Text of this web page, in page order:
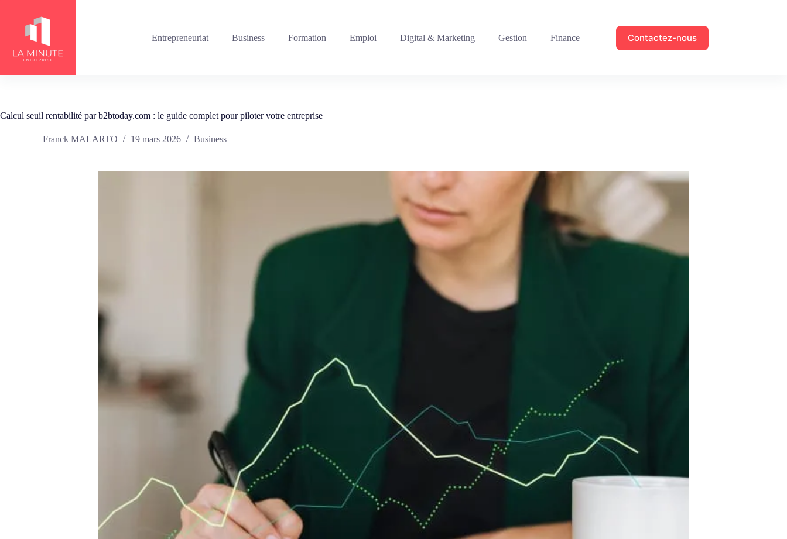
contenu
Entrepreneuriat
Business Formation Emploi Digital & Marketing Gestion Finance Contactez-nous
Calcul seuil rentabilité par b2btoday.com : le guide complet pour piloter votre entreprise
Franck MALARTO 19 mars 2026 Business